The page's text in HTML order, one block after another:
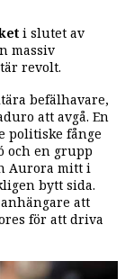
i slutet av
massiv
revolt.
befälhavare,
att avgå. En
politiske fånge
och en grupp
Aurora mitt i
bytt sida.
att
för att driva